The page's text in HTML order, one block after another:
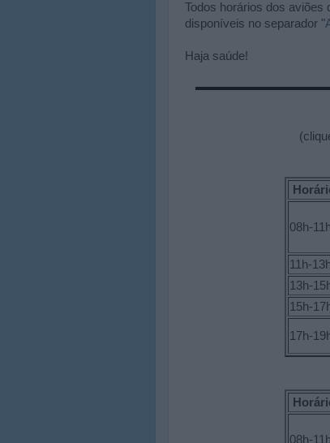
Todos horários dos aviões
disponíveis no separador "
Haja saúde!
08h-11h
11h-13h
13h-
15h-
17h-
08h-11h